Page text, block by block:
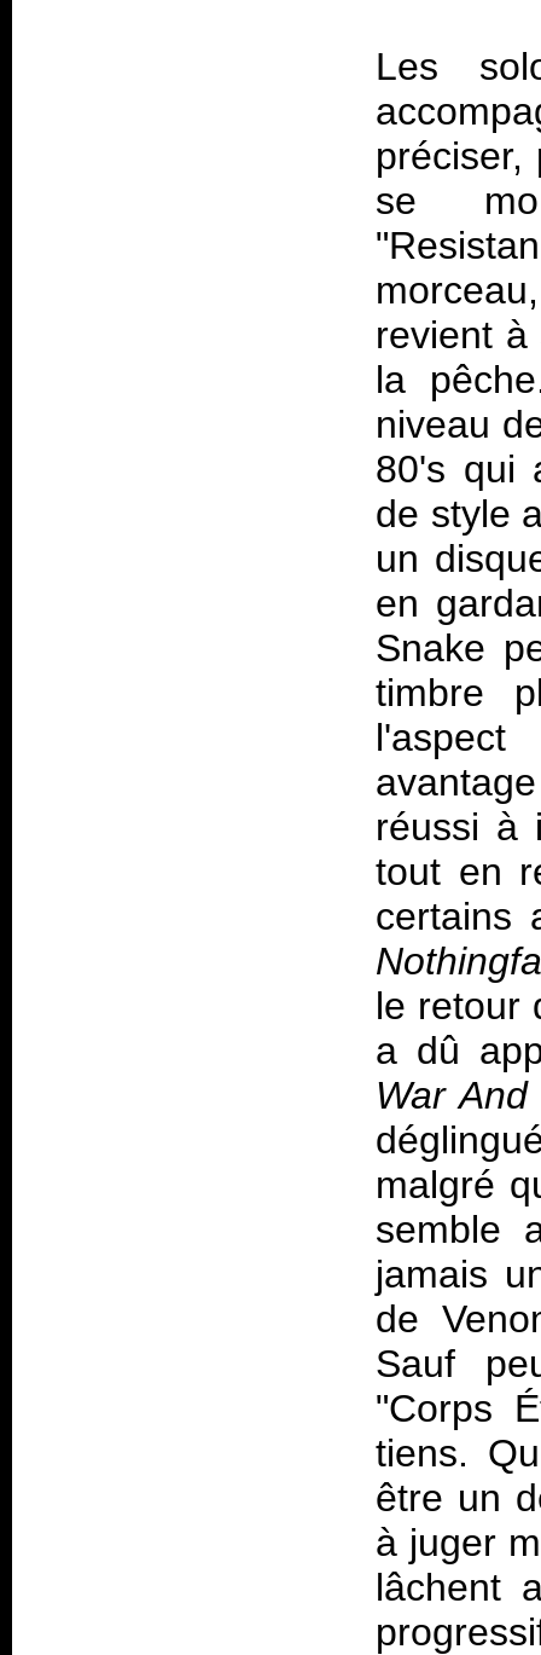
Les
préciser,
se
revient
la
niveau
80's qui
de style
un
en
Snake
timbre
réussi à
tout en
certains
le retour
a dû
War And
malgré
semble
jamais
de
Sauf
"Corps
tiens.
être un
à juger
lâchent